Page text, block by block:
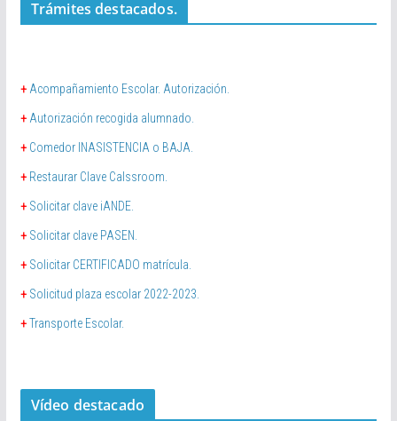
Trámites destacados.
+ Acompañamiento Escolar. Autorización.
+ Autorización recogida alumnado.
+ Comedor INASISTENCIA o BAJA.
+ Restaurar Clave Calssroom.
+ Solicitar clave iANDE.
+ Solicitar clave PASEN.
+ Solicitar CERTIFICADO matrícula.
+ Solicitud plaza escolar 2022-2023.
+Transporte Escolar.
Vídeo destacado